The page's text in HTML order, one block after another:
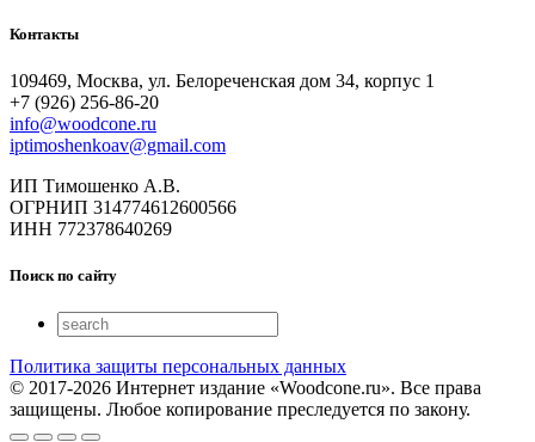
Контакты
109469, Москва, ул. Белореченская дом 34, корпус 1
+7 (926) 256-86-20
info@woodcone.ru
iptimoshenkoav@gmail.com
ИП Тимошенко А.В.
ОГРНИП 314774612600566
ИНН 772378640269
Поиск по сайту
Политика защиты персональных данных
© 2017-2026 Интернет издание «Woodcone.ru». Все права
защищены. Любое копирование преследуется по закону.